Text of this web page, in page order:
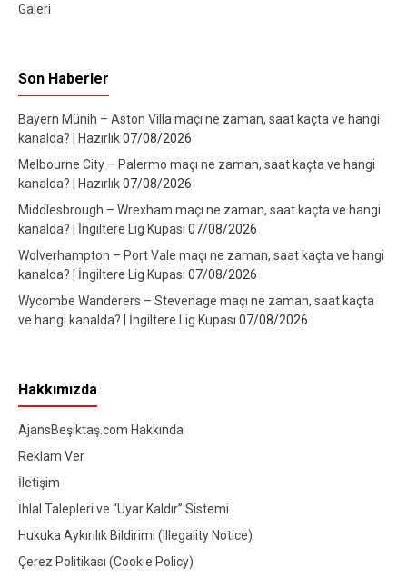
Galeri
Son Haberler
Bayern Münih – Aston Villa maçı ne zaman, saat kaçta ve hangi
kanalda? | Hazırlık07/08/2026
Melbourne City – Palermo maçı ne zaman, saat kaçta ve hangi
kanalda? | Hazırlık07/08/2026
Middlesbrough – Wrexham maçı ne zaman, saat kaçta ve hangi
kanalda? | İngiltere Lig Kupası 07/08/2026
Wolverhampton – Port Vale maçı ne zaman, saat kaçta ve hangi
kanalda? | İngiltere Lig Kupası 07/08/2026
Wycombe Wanderers – Stevenage maçı ne zaman, saat kaçta
ve hangi kanalda? | İngiltere Lig Kupası 07/08/2026
Hakkımızda
AjansBeşiktaş.com Hakkında
Reklam Ver
İletişim
İhlal Talepleri ve “Uyar Kaldır” Sistemi
Hukuka Aykırılık Bildirimi (Illegality Notice)
Çerez Politikası (Cookie Policy)